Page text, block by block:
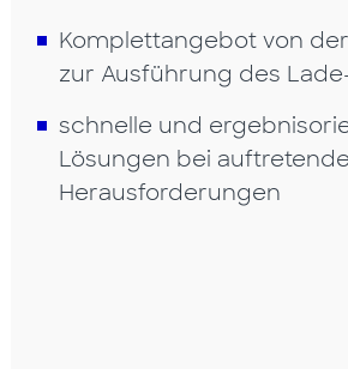
Komplettangebot von
zur Ausführung des
schnelle und
Lösungen bei
Herausforderungen